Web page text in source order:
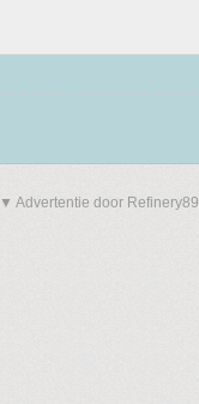
▼ Advertentie door Refinery89